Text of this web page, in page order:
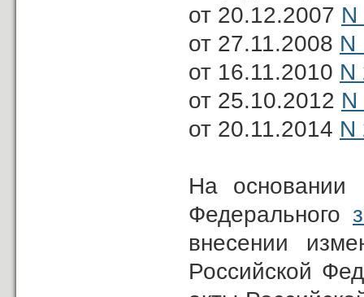
от 20.12.2007 N
от 27.11.2008 N
от 16.11.2010 N
от 25.10.2012 N
от 20.11.2014 N
На основании
Федерального
внесении
Российской